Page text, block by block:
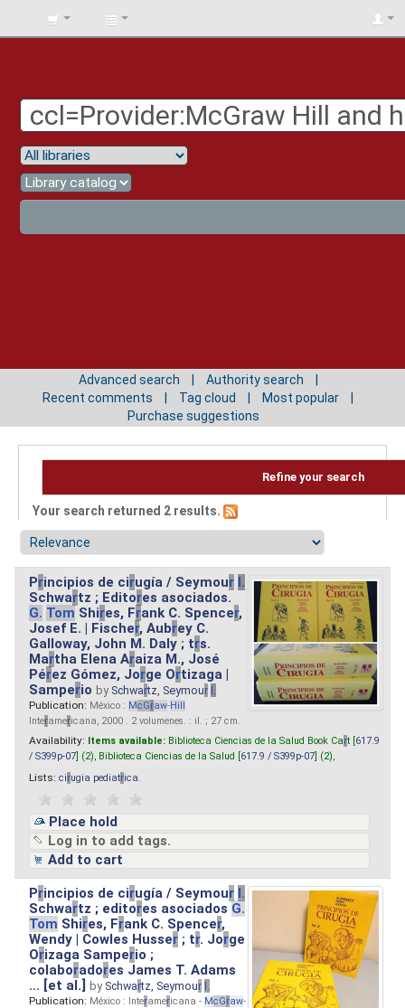
BIBLIOTECA
Advanced search
Authority search
Recent comments
Tag cloud
Most popular
Purchase suggestions
Refine your search
Your search returned 2 results.
Principios de cirugía / Seymour I.
Schwartz ; Editores asociados.
G. Tom Shires, Frank C. Spencer,
Josef E. | Fischer, Aubrey C.
Galloway, John M. Daly ; trs.
Martha Elena Araiza M., José
Pérez Gómez, Jorge Ortizaga |
Samperio by Schwartz, Seymour I.
Publication: México : McGraw-Hill
Interamericana, 2000 . 2 volumenes. : il. ; 27 cm.
Availability: Items available: Biblioteca Ciencias de la Salud Book Cart [ 617.9
/ S399p-07 ] (2), Biblioteca Ciencias de la Salud [ 617.9 / S399p-07 ] (2),
Lists: cirugia pediatrica
Place hold
Log in to add tags.
Add to cart
Principios de cirugía / Seymour I.
Schwartz ; editores asociados G.
Tom Shires, Frank C. Spencer,
Wendy | Cowles Husser ; tr. Jorge
Orizaga Samperio ;
colaboradores James T. Adams
... [et al.]by Schwartz, Seymour I.
Publication: México : Interamericana - McGraw-